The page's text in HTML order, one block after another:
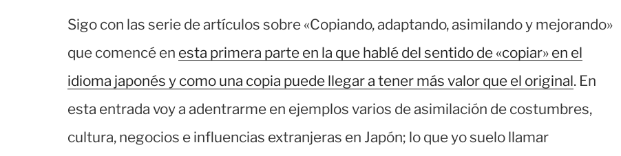
Sigo con las serie de artículos sobre «Copiando, adaptando, asimilando y mejorando»
que comencé en esta primera parte en la que hablé del sentido de «copiar» en el
idioma japonés y como una copia puede llegar a tener más valor que el original. En
esta entrada voy a adentrarme en ejemplos varios de asimilación de costumbres,
cultura, negocios e influencias extranjeras en Japón; lo que yo suelo llamar